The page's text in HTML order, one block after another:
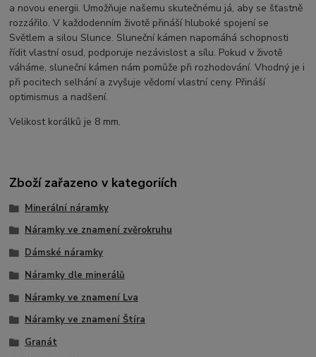
a novou energii. Umožňuje našemu skutečnému já, aby se šťastně
rozzářilo. V každodenním životě přináší hluboké spojení se
Světlem a silou Slunce. Sluneční kámen napomáhá schopnosti
řídit vlastní osud, podporuje nezávislost a sílu. Pokud v životě
váháme, sluneční kámen nám pomůže při rozhodování. Vhodný je i
při pocitech selhání a zvyšuje vědomí vlastní ceny. Přináší
optimismus a nadšení.
Velikost korálků je 8 mm.
Zboží zařazeno v kategoriích
Minerální náramky
Náramky ve znamení zvěrokruhu
Dámské náramky
Náramky dle minerálů
Náramky ve znamení Lva
Náramky ve znamení Štíra
Granát